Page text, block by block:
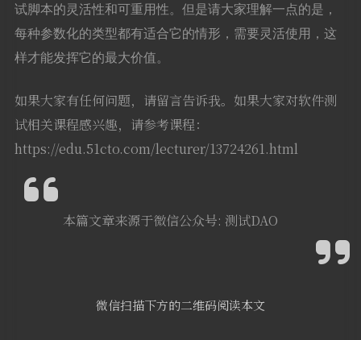
试脚本的灵活性和可重用性。但是请大家理解一点的是，
每种参数化的类型都有适合它的情形，需要灵活使用，这
样才能发挥它的最大价值。
如果大家有任何问题，请留言告诉我。如果大家对软件测
试相关课程感兴趣，请参考课程：
https://edu.51cto.com/lecturer/13724261.html
本篇文章来源于微信公众号: 测试DAO
微信扫描下方的二维码阅读本文